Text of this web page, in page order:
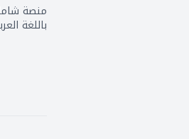
منصة
باللغة